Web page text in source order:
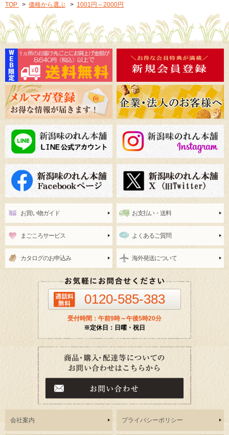
TOP > 価格から選ぶ > 1001円～2000円
お買い物ガイド お支払い・送料
まごころサービス よくあるご質問
カタログのお申込み 海外発送について
0120-585-383
受付時間：午前9時～午後5時20分
※定休日：日曜・祝日
会社案内 プライバシーポリシー